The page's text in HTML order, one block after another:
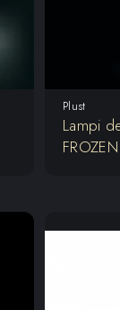
Plust
Lampi